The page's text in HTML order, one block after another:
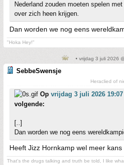
Nederland zouden moeten spelen
over zich heen krijgen.
Dan worden we nog eens
"Hoka Hey!"
• vrijdag 3 juli 2026
SebbeSwensje
Heraclied of
Op vrijdag 3 juli 2026 19:07
volgende:
[..]
Dan worden we nog eens
Heeft Jizz Hornkamp wel meer
That's the drugs talking and truth be told, I like